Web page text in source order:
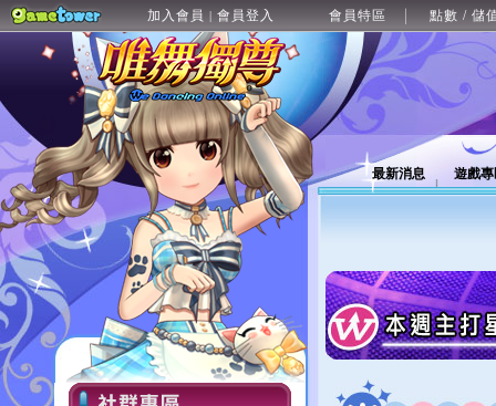
加入會員 | 會員登入 會員特區 點數 / 儲
最新消息 遊戲